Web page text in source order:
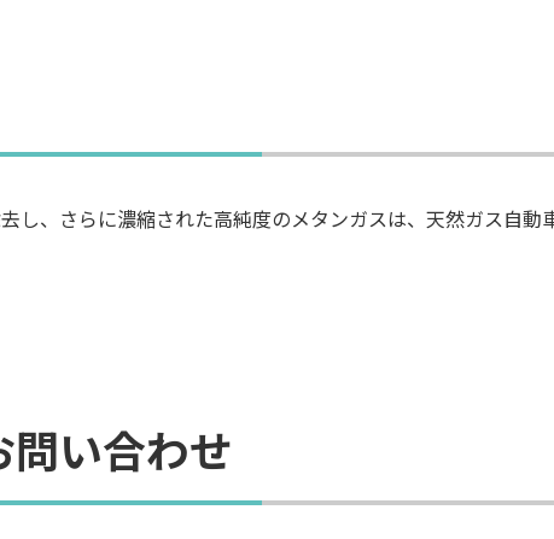
し、さらに濃縮された高純度のメタンガスは、天然ガス自
い合わせ